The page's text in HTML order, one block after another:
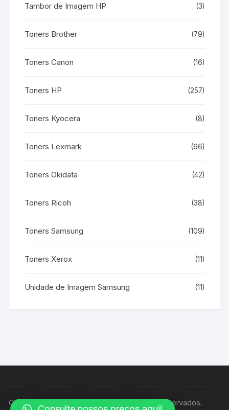
Tambor de Imagem HP (3)
Toners Brother (79)
Toners Canon (16)
Toners HP (257)
Toners Kyocera (8)
Toners Lexmark (66)
Toners Okidata (42)
Toners Ricoh (38)
Toners Samsung (109)
Toners Xerox (11)
Unidade de Imagem Samsung (11)
Copyright © Casa Print - Todos os direitos reservados.